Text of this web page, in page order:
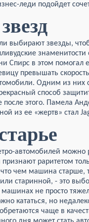
леди подойдет
выбирают звезды,
Спирс в этом помогал
превышать
Одним из них
способ
после этого. Памела
из ее «жертв» стал
автомобилей можно
признают раритетом
что чем машина
старинной, - это
машинах не просто
кататься, но
чаще в